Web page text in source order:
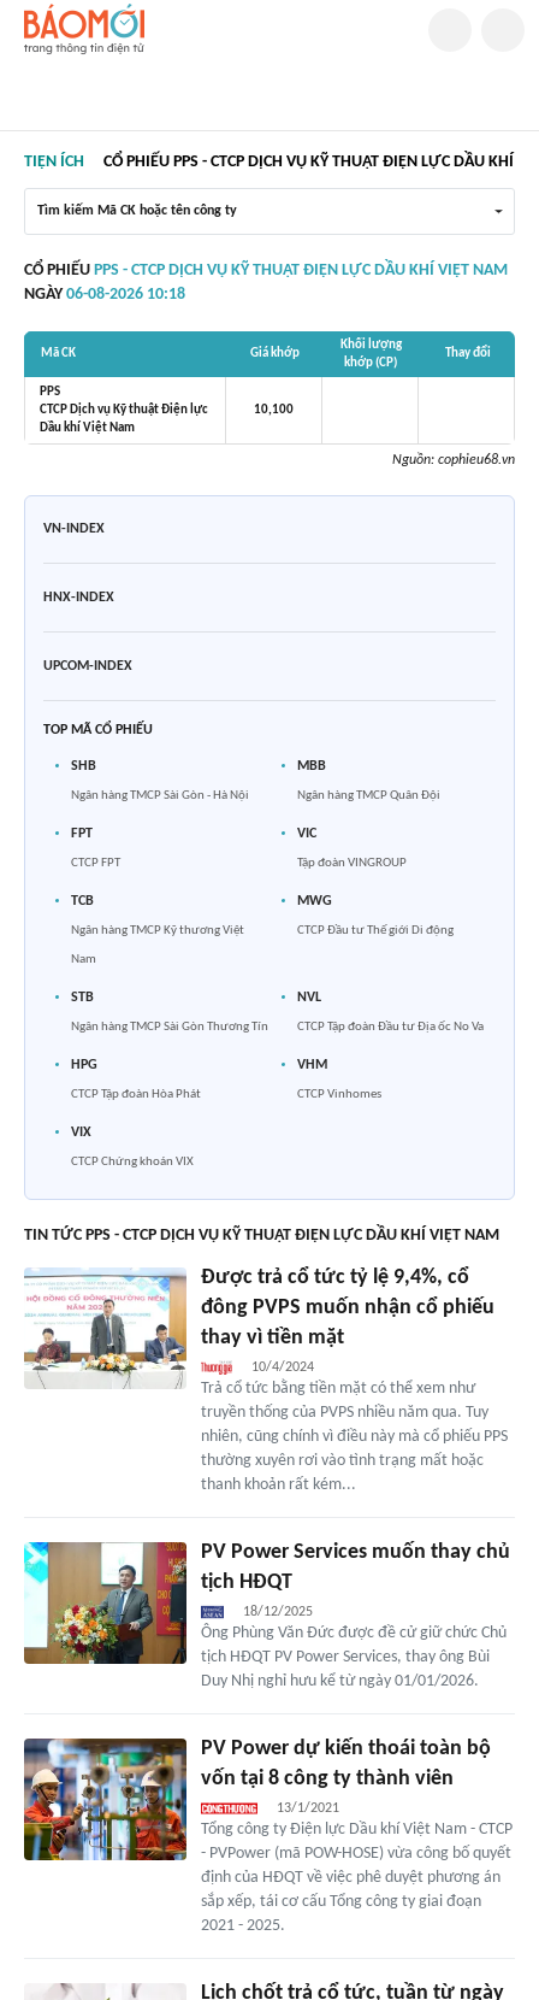
TIỆN ÍCH CỔ PHIẾU PPS - CTCP DỊCH VỤ KỸ THUẬT ĐIỆN LỰC DẦU KHÍ
Tìm kiếm Mã CK hoặc tên công ty
CỔ PHIẾU PPS - CTCP DỊCH VỤ KỸ THUẬT ĐIỆN LỰC DẦU KHÍ VIỆT NAM
NGÀY 06-08-2026 10:18
Mã CK Giá khớp
Khối lượng
khớp (CP)
Thay đổi
PPS
CTCP Dịch vụ Kỹ thuật Điện lực
Dầu khí Việt Nam
10,100
Nguồn: cophieu68.vn
VN-INDEX
HNX-INDEX
UPCOM-INDEX
TOP MÃ CỔ PHIẾU
SHB
Ngân hàng TMCP Sài Gòn - Hà Nội
MBB
Ngân hàng TMCP Quân Đội
FPT
CTCP FPT
VIC
Tập đoàn VINGROUP
TCB
Ngân hàng TMCP Kỹ thương Việt
Nam
MWG
CTCP Đầu tư Thế giới Di động
STB
Ngân hàng TMCP Sài Gòn Thương Tín
NVL
CTCP Tập đoàn Đầu tư Địa ốc No Va
HPG
CTCP Tập đoàn Hòa Phát
VHM
CTCP Vinhomes
VIX
CTCP Chứng khoán VIX
TIN TỨC PPS - CTCP DỊCH VỤ KỸ THUẬT ĐIỆN LỰC DẦU KHÍ VIỆT NAM
Được trả cổ tức tỷ lệ 9,4%, cổ
đông PVPS muốn nhận cổ phiếu
thay vì tiền mặt
10/4/2024
Trả cổ tức bằng tiền mặt có thể xem như
truyền thống của PVPS nhiều năm qua. Tuy
nhiên, cũng chính vì điều này mà cổ phiếu PPS
thường xuyên rơi vào tình trạng mất hoặc
thanh khoản rất kém...
PV Power Services muốn thay chủ
tịch HĐQT
18/12/2025
Ông Phùng Văn Đức được đề cử giữ chức Chủ
tịch HĐQT PV Power Services, thay ông Bùi
Duy Nhị nghỉ hưu kể từ ngày 01/01/2026.
PV Power dự kiến thoái toàn bộ
vốn tại 8 công ty thành viên
13/1/2021
Tổng công ty Điện lực Dầu khí Việt Nam - CTCP
- PVPower (mã POW-HOSE) vừa công bố quyết
định của HĐQT về việc phê duyệt phương án
sắp xếp, tái cơ cấu Tổng công ty giai đoạn
2021 - 2025.
Lịch chốt trả cổ tức, tuần từ ngày